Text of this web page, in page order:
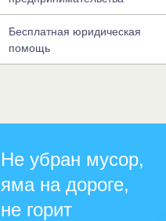
Бесплатная юридическая
помощь
Не убран мусор,
яма на дороге,
не горит